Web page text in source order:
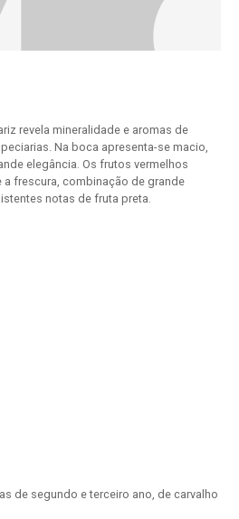
revela mineralidade e aromas de
Na boca apresenta-se macio,
elegância. Os frutos vermelhos
frescura, combinação de grande
notas de fruta preta.
de segundo e terceiro ano, de carvalho